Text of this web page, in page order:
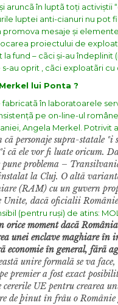
aruncã în luptã toți activiștii
luptei anti-cianuri nu pot
promova mesaje și
proiectului de
la fund – cãci și-au
au oprit , cãci exploatãri cu
lui Ponta ?
fabricatã în laboratoarele
pe on-line-ul
Angela Merkel. Potrivit
personaje supra-statale ºi
cã ele vor fi luate oricum.
pune problema –
la Cluj. O altã
(RAM) cu un guvern
Unite, dacã oficialii
(pentru ruși) de atins:
orice moment dacã
unei enclave maghiare în
economie în general, fãrã
unire formalã se va
premier a fost exact
UE pentru crearea
de þinut în frâu o Românie